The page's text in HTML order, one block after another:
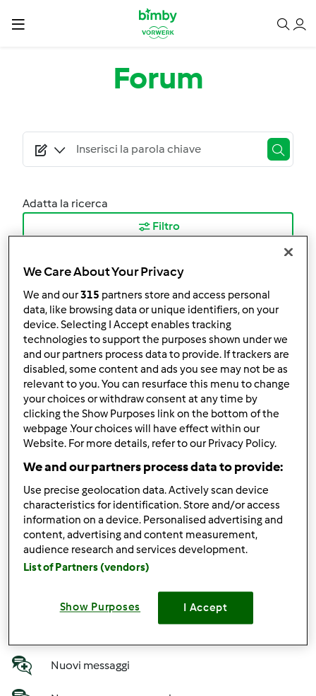
Salta al contenuto principale
Forum
Adatta la ricerca
Filtro
Risultati per pagina:
10
Log in
to post new content in the forum.
Vi raccontiamo del primo evento ufficiale delle Bimby®
Community Star a Milano
Discussione importante
Bimby® Community Star: vi raccontiamo il primo
EVENTO a Milano
byTeam Bimby»19. Giugno 2019 - 12:55
19. Settembre 2025 - 21:41
STATO DEL FORUM
Nuovi messaggi
We Care About Your Privacy
We and our315 partners store and access personal
data, like browsing data or unique identifiers, on your
device. Selecting I Accept enables tracking
technologies to support the purposes shown under we
and our partners process data to provide. If trackers are
disabled, some content and ads you see may not be as
relevant to you. You can resurface this menu to change
your choices or withdraw consent at any time by
clicking the Show Purposes link on the bottom of the
webpage .Your choices will have effect within our
Website. For more details, refer to our Privacy Policy.
We and our partners process data to provide:
Use precise geolocation data. Actively scan device
characteristics for identification. Store and/or access
information on a device. Personalised advertising and
content, advertising and content measurement,
audience research and services development.
List of Partners (vendors)
Show Purposes I Accept